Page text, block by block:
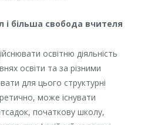
і більша свобода вчителя
освітню діяльність
освіти та за різними
для цього структурні
може існувати
початкову школу,